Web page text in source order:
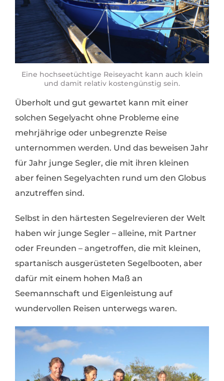
Eine hochseetüchtige Reiseyacht kann auch klein
und damit relativ kostengünstig sein.
Überholt und gut gewartet kann mit einer
solchen Segelyacht ohne Probleme eine
mehrjährige oder unbegrenzte Reise
unternommen werden. Und das beweisen Jahr
für Jahr junge Segler, die mit ihren kleinen
aber feinen Segelyachten rund um den Globus
anzutreffen sind.
Selbst in den härtesten Segelrevieren der Welt
haben wir junge Segler – alleine, mit Partner
oder Freunden – angetroffen, die mit kleinen,
spartanisch ausgerüsteten Segelbooten, aber
dafür mit einem hohen Maß an
Seemannschaft und Eigenleistung auf
wundervollen Reisen unterwegs waren.